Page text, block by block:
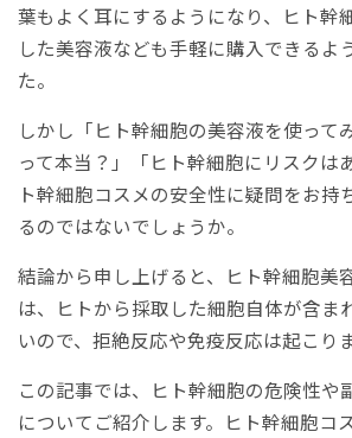
葉もよく耳にするようになり、ヒト幹
した美容液なども手軽に購入できるよ
た。
しかし「ヒト幹細胞の美容液を使って
って本当？」「ヒト幹細胞にリスクは
ト幹細胞コスメの安全性に疑問をお持
るのではないでしょうか。
結論から申し上げると、ヒト幹細胞美
は、ヒトから採取した細胞自体が含ま
いので、拒絶反応や免疫反応は起こり
この記事では、ヒト幹細胞の危険性や
についてご紹介します。ヒト幹細胞コ